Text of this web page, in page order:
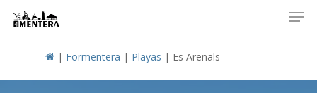
| Formentera | Playas | Es Arenals